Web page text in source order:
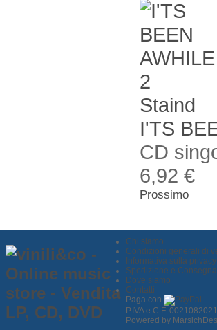
Staind
I'TS
CD
6,92 €
Prossimo
Chi siamo
Condizioni generali di
Informativa sulla
Spedizione e Consegna
Dove siamo
Contatti
Paga con
P.IVA e C.F.
Powered by